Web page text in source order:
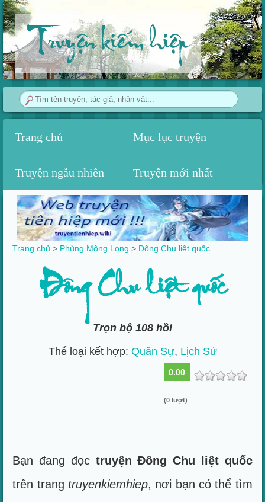
Truyện kiếm hiệp
Trang chủ Mục lục truyện
Truyện ngẫu nhiên Truyện mới nhất
Trang chủ > Phùng Mộng Long >‎Đông Chu liệt quốc
Đông Chu liệt quốc
Trọn bộ 108 hồi
Thể loại kết hợp: Quân Sự, Lịch Sử
0.00
(0 lượt)
Bạn đang đọc truyện Đông Chu liệt quốc
trên trang truyenkiemhiep, nơi bạn có thể tìm